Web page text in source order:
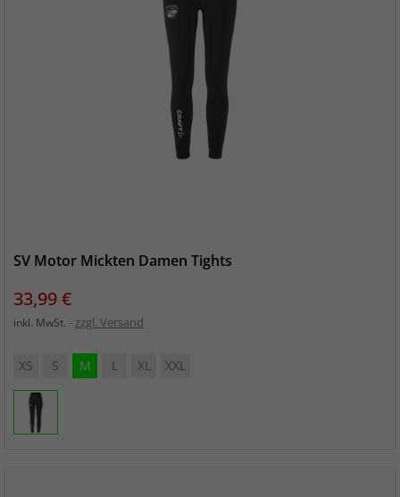
SV Motor Mickten Damen Tights
Preis
33,99 €
inkl. MwSt. zzgl. Versand
XS S M L XL XXL